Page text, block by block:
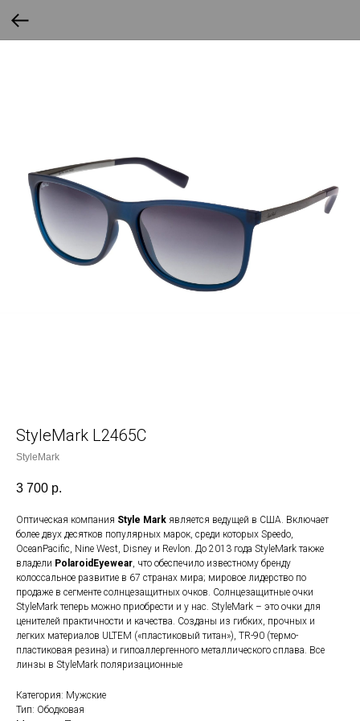
StyleMark L2465C
StyleMark
3 700 р.
Оптическая компания Style Mark является ведущей в США. Включает
более двух десятков популярных марок, среди которых Speedo,
OceanPacific, Nine West, Disney и Revlon. До 2013 года StyleMark также
владели PolaroidEyewear, что обеспечило известному бренду
колоссальное развитие в 67 странах мира; мировое лидерство по
продаже в сегменте солнцезащитных очков. Солнцезащитные очки
StyleMark теперь можно приобрести и у нас. StyleMark – это очки для
ценителей практичности и качества. Созданы из гибких, прочных и
легких материалов ULTEM («пластиковый титан»), TR-90 (термо-
пластиковая резина) и гипоаллергенного металлического сплава. Все
линзы в StyleMark поляризационные
Категория: Мужские
Тип: Ободковая